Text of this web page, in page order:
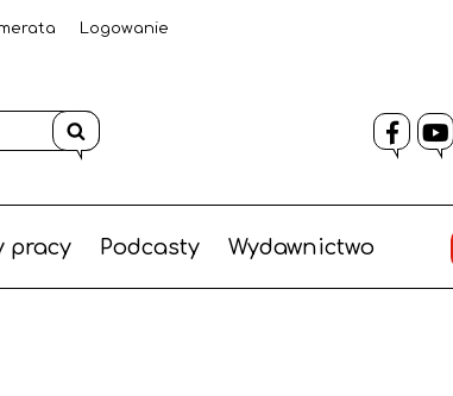
Logowanie
pracy Podcasty Wydawnictwo